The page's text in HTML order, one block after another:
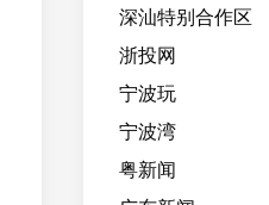
深汕特别合作区
浙投网
宁波玩
宁波湾
粤新闻